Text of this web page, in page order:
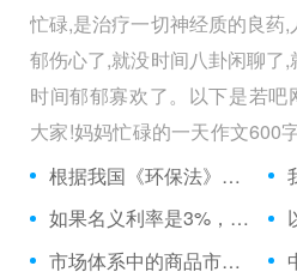
忙碌,是治疗一切神经质的良药
郁伤心了,就没时间八卦闲聊了
时间郁郁寡欢了。以下是若
大家!妈妈忙碌的一天作文600
人民警察，她总有做不完的事
根据我国《环保法》的规定，向应缴单位征得的超标准排污费，应当用于：
如果名义利率是3%，通货膨胀率是2%，则实际利率是：
市场体系中的商品市场有哪两类市场构成？